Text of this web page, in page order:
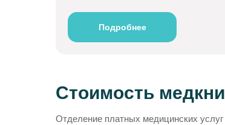
Подробнее
Стоимость
Отделение платных медицинских